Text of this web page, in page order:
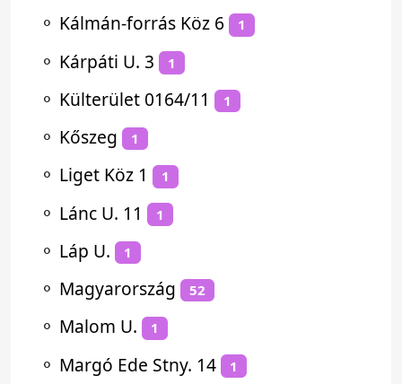
⚬ Kálmán-forrás Köz 6 1
⚬ Kárpáti U. 3 1
⚬ Külterület 0164/11 1
⚬ Kőszeg 1
⚬ Liget Köz 1 1
⚬ Lánc U. 11 1
⚬ Láp U. 1
⚬ Magyarország 52
⚬ Malom U. 1
⚬ Margó Ede Stny. 14 1